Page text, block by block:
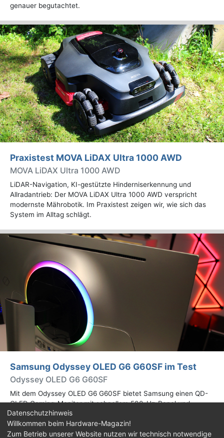
genauer begutachtet.
Praxistest MOVA LiDAX Ultra 1000 AWD
MOVA LiDAX Ultra 1000 AWD
LiDAR-Navigation, KI-gestützte Hinderniserkennung und
Allradantrieb: Der MOVA LiDAX Ultra 1000 AWD verspricht
modernste Mährobotik. Im Praxistest zeigen wir, wie sich das
System im Alltag schlägt.
Samsung Odyssey OLED G6 G60SF im Test
Odyssey OLED G6 G60SF
Mit dem Odyssey OLED G6 G60SF bietet Samsung einen QD-
OLED Gaming-Monitor mit schnellem 500-Hz-Panel und
WQHD-Auflösung an. Wir haben den 27 Zoll großen Monitor auf
Herz und Nieren geprüft.
Datenschutzhinweis
Willkommen beim Hardware-Magazin!
Zum Betrieb unserer Website nutzen wir technisch notwendige